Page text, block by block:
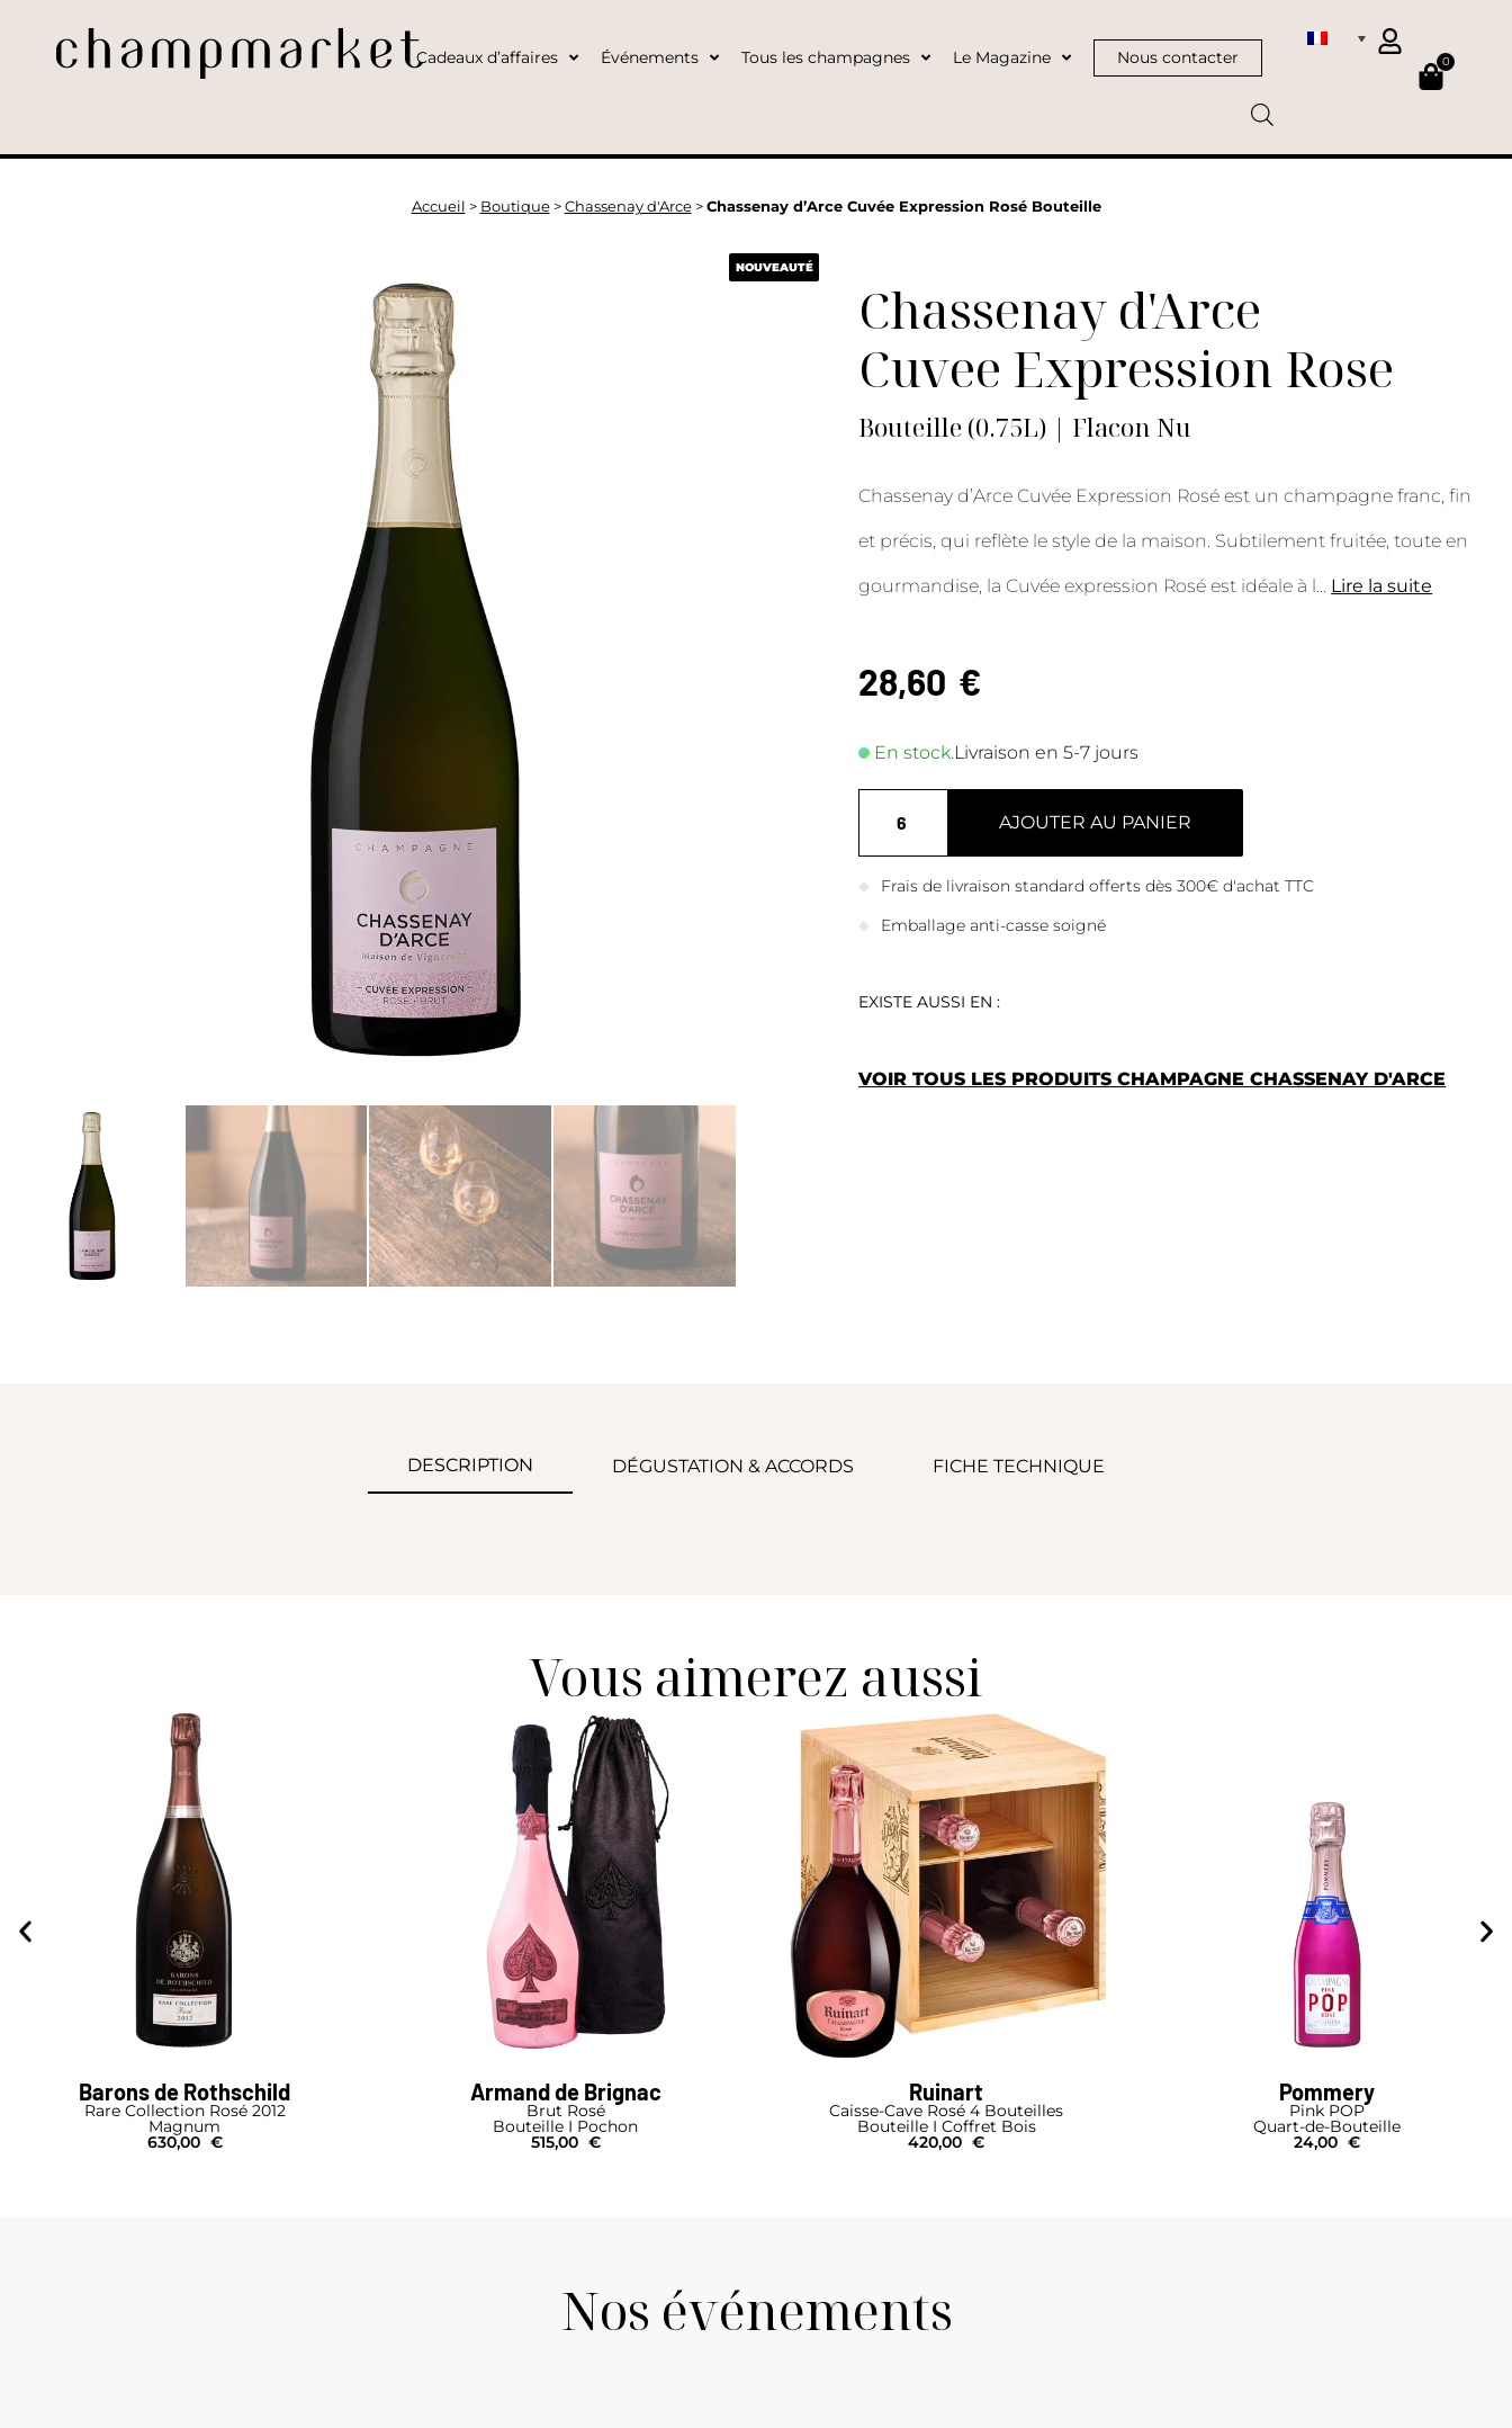
Cadeaux d’affaires Événements Tous les champagnes Le Magazine Nous contacter 0
Accueil > Boutique> Chassenay d'Arce> Chassenay d’Arce Cuvée Expression Rosé Bouteille
NOUVEAUTÉ
Chassenay d'Arce
Cuvee Expression Rose
Bouteille (0.75L) | Flacon Nu
Chassenay d’Arce Cuvée Expression Rosé est un champagne franc, fin
et précis, qui reflète le style de la maison. Subtilement fruitée, toute en
gourmandise, la Cuvée expression Rosé est idéale à l ... Lire la suite
28,60 €
En stock.Livraison en 5-7 jours
AJOUTER AU PANIER
Frais de livraison standard offerts dès 300€ d'achat TTC
Emballage anti-casse soigné
EXISTE AUSSI EN :
VOIR TOUS LES PRODUITS CHAMPAGNE CHASSENAY D'ARCE
DESCRIPTION DÉGUSTATION & ACCORDS FICHE TECHNIQUE
Vous aimerez aussi
Barons de Rothschild
Rare Collection Rosé 2012
Magnum
630,00 €
Armand de Brignac
Brut Rosé
Bouteille I Pochon
515,00 €
Ruinart
Caisse-Cave Rosé 4 Bouteilles
Bouteille I Coffret Bois
420,00 €
Pommery
Pink POP
Quart-de-Bouteille
24,00 €
Nos événements